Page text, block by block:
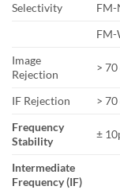
Selectivity
FM-
FM-
Image
Rejection
>
IF Rejection
>
Frequency
Stability
±
Intermediate
Frequency (IF)